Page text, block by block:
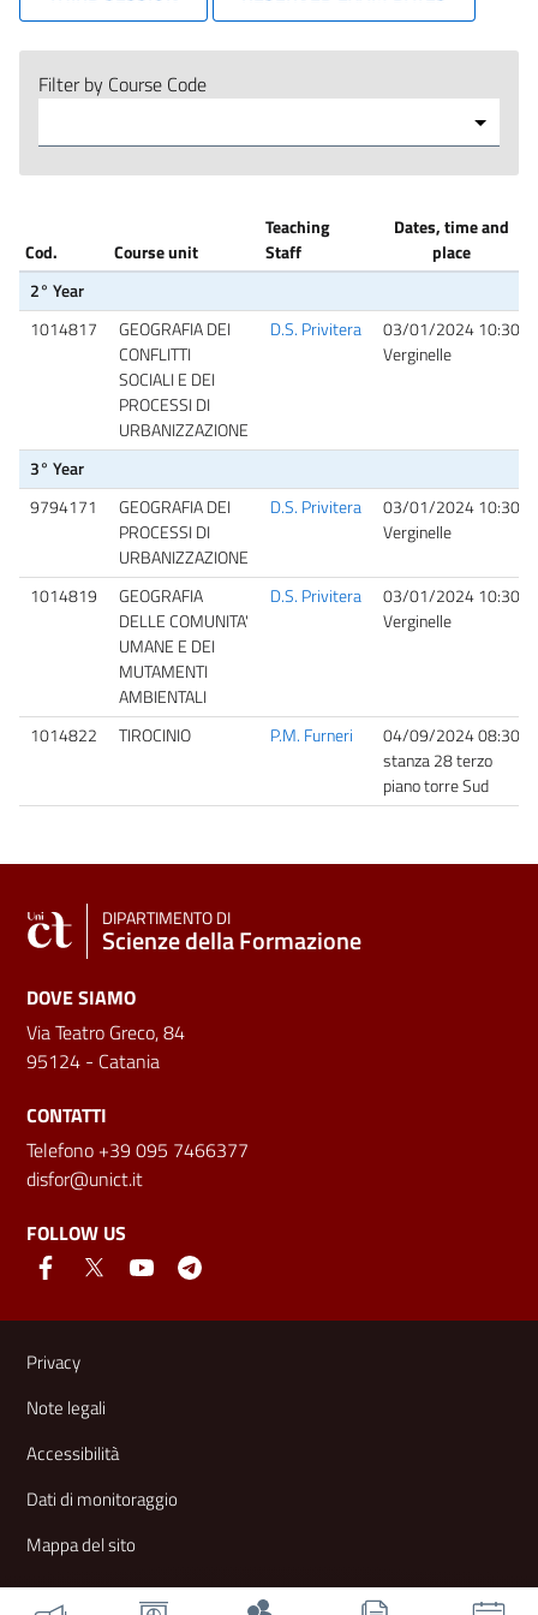
Filter by Course Code
Cod. Course unit
Teaching
Staff
Dates, time and
place
2° Year
1014817
GEOGRAFIA DEI
CONFLITTI
SOCIALI E DEI
PROCESSI DI
URBANIZZAZIONE
D.S. Privitera
03/01/2024 10:30
Verginelle
3° Year
9794171
GEOGRAFIA DEI
PROCESSI DI
URBANIZZAZIONE
D.S. Privitera
03/01/2024 10:30
Verginelle
1014819
GEOGRAFIA
DELLE COMUNITA'
UMANE E DEI
MUTAMENTI
AMBIENTALI
D.S. Privitera
03/01/2024 10:30
Verginelle
1014822 TIROCINIO P.M. Furneri
04/09/2024 08:30
stanza 28 terzo
piano torre Sud
DIPARTIMENTO DI
Scienze della Formazione
DOVE SIAMO
Via Teatro Greco, 84
95124 - Catania
CONTATTI
Telefono +39 095 7466377
disfor@unict.it
FOLLOW US
Useful links and information
Privacy
Note legali
Accessibilità
Dati di monitoraggio
Mappa del sito